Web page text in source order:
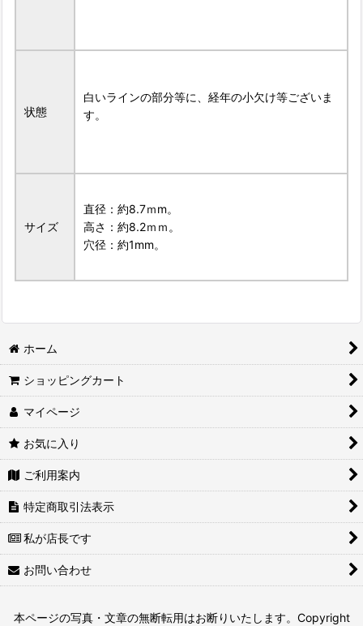
状態
白いラインの部分等に、経年の小欠け等ございま
す。
サイズ
直径：約8.7ｍm。
高さ：約8.2ｍｍ。
穴径：約1mm。
ホーム
ショッピングカート
マイページ
お気に入り
ご利用案内
特定商取引法表示
私が店長です
お問い合わせ
本ページの写真・文章の無断転用はお断りいたします。Copyright